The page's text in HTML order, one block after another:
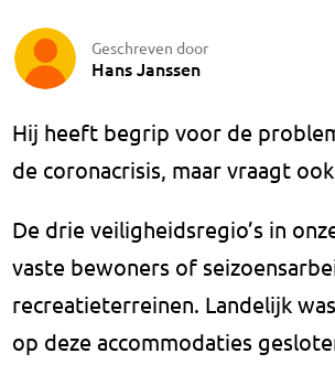
Geschreven door
Hans Janssen
Hij heeft begrip voor de
de coronacrisis, maar vraagt
De drie veiligheidsregio’s in
vaste bewoners of
recreatieterreinen. Landelijk
op deze accommodaties